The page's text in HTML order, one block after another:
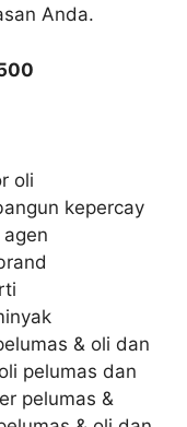
Anda.
oli
kepercay
& oli dan
pelumas dan
pelumas &